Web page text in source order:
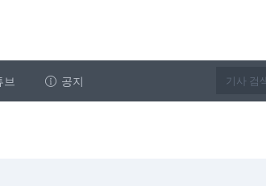
브 공지